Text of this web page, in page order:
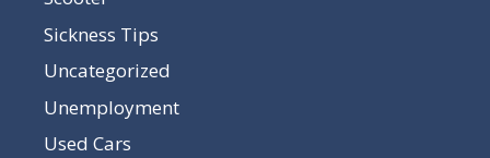
Sickness Tips
Uncategorized
Unemployment
Used Cars